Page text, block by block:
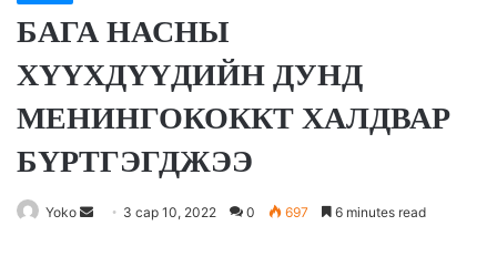
БАГА НАСНЫ
ХҮҮХДҮҮДИЙН ДУНД
МЕНИНГОКОККТ ХАЛДВАР
БҮРТГЭГДЖЭЭ
Yoko 3 сар 10, 2022 0 697 6 minutes read